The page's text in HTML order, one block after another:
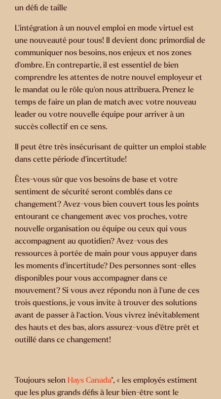
un défi de taille
L’intégration à un nouvel emploi en mode virtuel est
une nouveauté pour tous! Il devient donc primordial de
communiquer nos besoins, nos enjeux et nos zones
d’ombre. En contrepartie, il est essentiel de bien
comprendre les attentes de notre nouvel employeur et
le mandat ou le rôle qu’on nous attribuera. Prenez le
temps de faire un plan de match avec votre nouveau
leader ou votre nouvelle équipe pour arriver à un
succès collectif en ce sens.
Il peut être très insécurisant de quitter un emploi stable
dans cette période d’incertitude!
Êtes-vous sûr que vos besoins de base et votre
sentiment de sécurité seront comblés dans ce
changement? Avez-vous bien couvert tous les points
entourant ce changement avec vos proches, votre
nouvelle organisation ou équipe ou ceux qui vous
accompagnent au quotidien? Avez-vous des
ressources à portée de main pour vous appuyer dans
les moments d’incertitude? Des personnes sont-elles
disponibles pour vous accompagner dans ce
mouvement? Si vous avez répondu non à l’une de ces
trois questions, je vous invite à trouver des solutions
avant de passer à l’action. Vous vivrez inévitablement
des hauts et des bas, alors assurez-vous d’être prêt et
outillé dans ce changement!
Toujours selon Hays Canada*, « les employés estiment
que les plus grands défis à leur bien-être sont le